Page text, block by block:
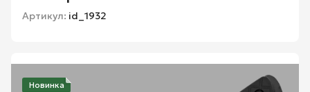
Артикул: id_1932
Новинка